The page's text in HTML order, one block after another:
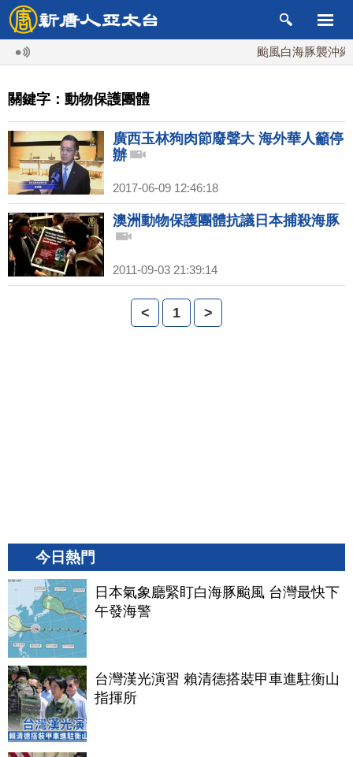
颱風白海豚襲沖繩
關鍵字：動物保護團體
廣西玉林狗肉節廢聲大 海外華人籲停
辦
2017-06-09 12:46:18
澳洲動物保護團體抗議日本捕殺海豚
2011-09-03 21:39:14
< 1 >
今日熱門
日本氣象廳緊盯白海豚颱風 台灣最快下
午發海警
台灣漢光演習 賴清德搭裝甲車進駐衡山
指揮所